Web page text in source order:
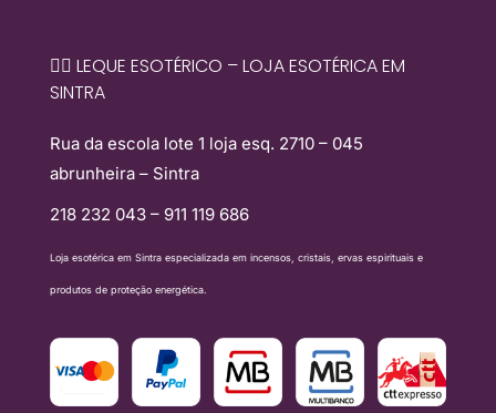
🧙‍♀️ LEQUE ESOTÉRICO – LOJA ESOTÉRICA EM
SINTRA
Rua da escola lote 1 loja esq. 2710 – 045
abrunheira – Sintra
218 232 043 – 911 119 686
Loja esotérica em Sintra especializada em incensos, cristais, ervas espirituais e
produtos de proteção energética.